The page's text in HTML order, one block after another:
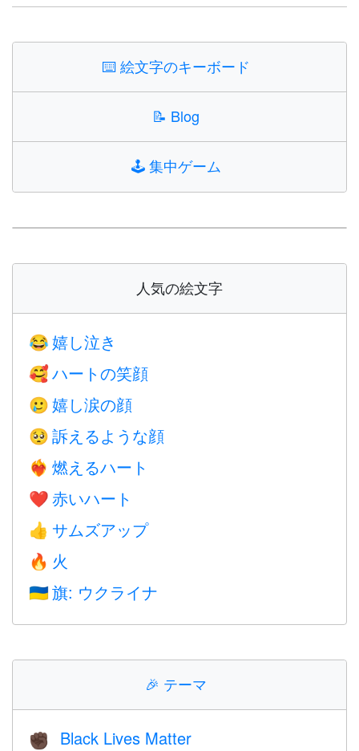
⌨️絵文字のキーボード
📝 Blog
🕹️集中ゲーム
人気の絵文字
😂 嬉し泣き
🥰 ハートの笑顔
🥲 嬉し涙の顔
🥺 訴えるような顔
❤️‍🔥 燃えるハート
❤️ 赤いハート
👍 サムズアップ
🔥 火
🇺🇦 旗: ウクライナ
🎉 テーマ
✊🏿 Black Lives Matter